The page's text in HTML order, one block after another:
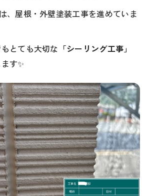
、屋根・外壁塗装工事を進めていま
とても大切な 「シーリング工事」
す✨